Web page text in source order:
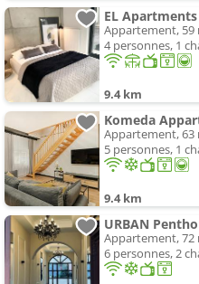
EL
Appartement, 59
4 personnes, 1
9.4 km
Appartement, 63
5 personnes, 1
9.4 km
URBAN
Appartement, 72
6 personnes, 2